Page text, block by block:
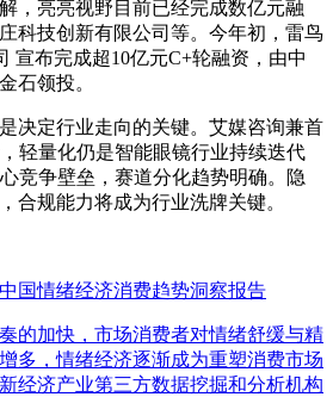
，亮亮视野目前已经完成数亿元融
科技创新有限公司等。今年初，雷鸟
宣布完成超10亿元C+轮融资，由中
石领投。
定行业走向的关键。艾媒咨询兼首
轻量化仍是智能眼镜行业持续迭代
竞争壁垒，赛道分化趋势明确。隐
合规能力将成为行业洗牌关键。
国情绪经济消费趋势洞察报告
的加快，市场消费者对情绪舒缓与精
多，情绪经济逐渐成为重塑消费市场
经济产业第三方数据挖掘和分析机构